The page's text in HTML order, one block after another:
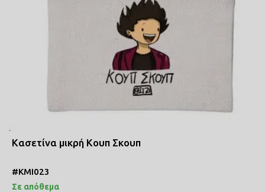
Κασετίνα μικρή Κουπ Σκουπ
#ΚΜΙ023
Σε απόθεμα